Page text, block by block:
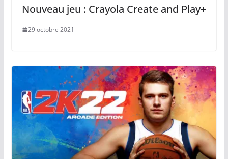
Nouveau jeu : Crayola Create and Play+
29 octobre 2021